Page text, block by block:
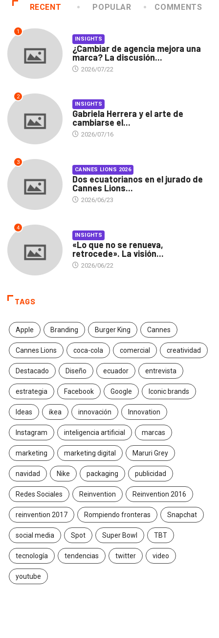
RECENT POPULAR COMMENTS
1
INSIGHTS
¿Cambiar de agencia mejora una
marca? La discusión...
2026/07/22
2
INSIGHTS
Gabriela Herrera y el arte de
cambiarse el...
2026/07/16
3
CANNES LIONS 2026
Dos ecuatorianos en el jurado de
Cannes Lions...
2026/06/23
4
INSIGHTS
«Lo que no se renueva,
retrocede». La visión...
2026/06/22
TAGS
Apple Branding Burger King Cannes
Cannes Lions coca-cola comercial creatividad
Destacado Diseño ecuador entrevista
estrategia Facebook Google Iconic brands
Ideas ikea innovación Innovation
Instagram inteligencia artificial marcas
marketing marketing digital Maruri Grey
navidad Nike packaging publicidad
Redes Sociales Reinvention Reinvention 2016
reinvention 2017 Rompiendo fronteras Snapchat
social media Spot Super Bowl TBT
tecnología tendencias twitter video
youtube